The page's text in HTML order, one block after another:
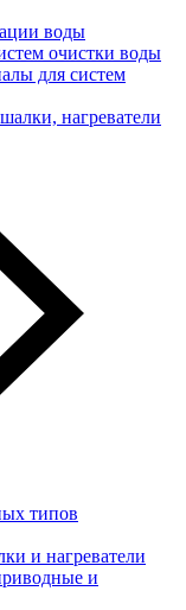
воды
очистки воды
для систем
нагреватели
типов
и нагреватели
и